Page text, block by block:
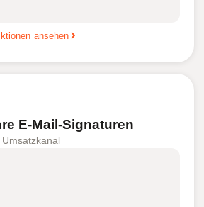
ansehen
E-Mail-Signaturen